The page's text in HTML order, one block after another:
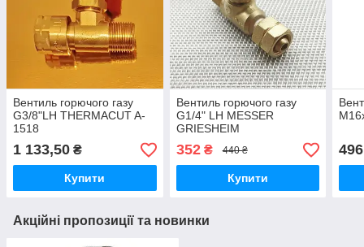
Вентиль горючого газу
G3/8"LH THERMACUT A-
1518
1 133,50 ₴
Купити
Вентиль горючого газу
G1/4" LH MESSER
GRIESHEIM
352₴ 440 ₴
Купити
Акційні пропозиції та новинки